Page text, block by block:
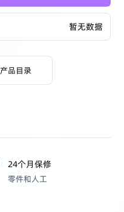
暂无数据
产品目录
24个月保修
零件和人工